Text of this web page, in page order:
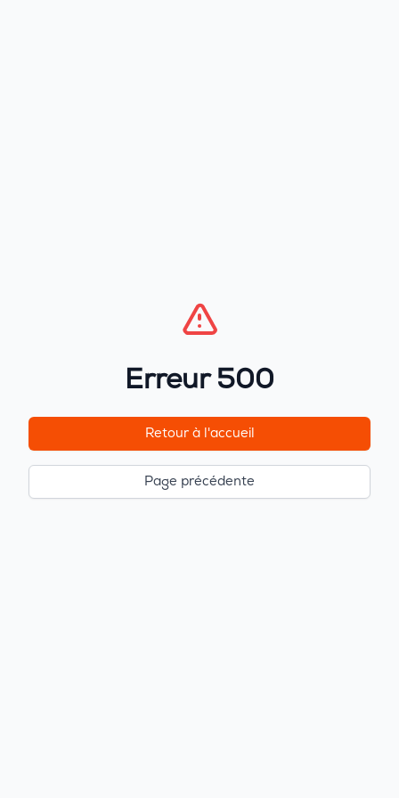
Erreur 500
Retour à l'accueil
Page précédente